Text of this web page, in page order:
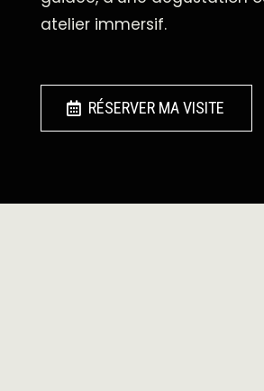
atelier immersif.
RÉSERVER MA VISITE